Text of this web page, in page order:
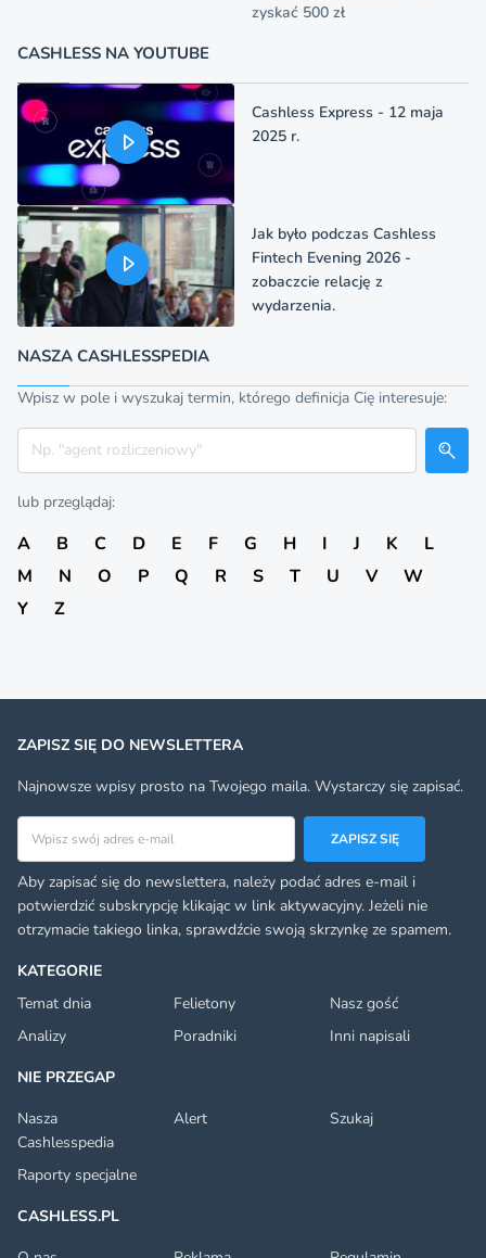
zyskać 500 zł
CASHLESS NA YOUTUBE
Cashless Express - 12 maja
2025 r.
Jak było podczas Cashless
Fintech Evening 2026 -
zobaczcie relację z
wydarzenia.
NASZA CASHLESSPEDIA
Wpisz w pole i wyszukaj termin, którego definicja Cię interesuje:
Szukaj
lub przeglądaj:
A B C D E F G H I J K
L
M
N O P Q R S T U V
W
Y
Z
KATEGORIE
Temat dnia
Felietony
Nasz gość
Analizy
Poradniki
Inni napisali
NIE PRZEGAP
Nasza
Cashlesspedia
Alert Szukaj
Raporty specjalne
CASHLESS.PL
ZAPISZ SIĘ DO NEWSLETTERA
Najnowsze wpisy prosto na Twojego maila. Wystarczy się zapisać.
ZAPISZ SIĘ
Aby zapisać się do newslettera, należy podać adres e-mail i
potwierdzić subskrypcję klikając w link aktywacyjny. Jeżeli nie
otrzymacie takiego linka, sprawdźcie swoją skrzynkę ze spamem.